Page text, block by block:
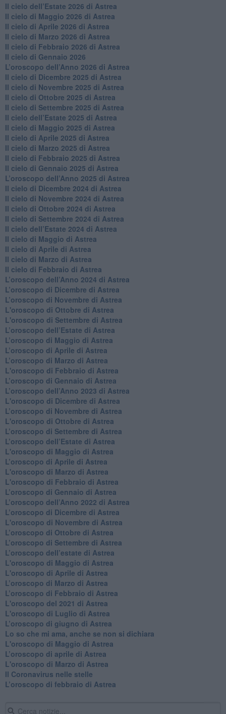
​Il cielo dell’Estate 2026 di Astrea
​Il cielo di Maggio 2026 di Astrea
​Il cielo di Aprile 2026 di Astrea
​Il cielo di Marzo 2026 di Astrea
​Il cielo di Febbraio 2026 di Astrea
Il cielo di Gennaio 2026
​L’oroscopo dell’Anno 2026 di Astrea
​Il cielo di Dicembre 2025 di Astrea
​Il cielo di Novembre 2025 di Astrea
​Il cielo di Ottobre 2025 di Astrea
Il cielo di Settembre 2025 di Astrea
Il cielo dell’Estate 2025 di Astrea
​Il cielo di Maggio 2025 di Astrea
​Il cielo di Aprile 2025 di Astrea
Il cielo di Marzo 2025 di Astrea
​Il cielo di Febbraio 2025 di Astrea
Il cielo di Gennaio 2025 di Astrea
​L’oroscopo dell’Anno 2025 di Astrea
​Il cielo di Dicembre 2024 di Astrea
Il cielo di Novembre 2024 di Astrea
​Il cielo di Ottobre 2024 di Astrea
​Il cielo di Settembre 2024 di Astrea
Il cielo dell’Estate 2024 di Astrea
Il cielo di Maggio di Astrea
Il cielo di Aprile di Astrea
​Il cielo di Marzo di Astrea
​Il cielo di Febbraio di Astrea
​L’oroscopo dell’Anno 2024 di Astrea
​L’oroscopo di Dicembre di Astrea
​L’oroscopo di Novembre di Astrea
L'oroscopo di Ottobre di Astrea
L'oroscopo di Settembre di Astrea
L’oroscopo dell’Estate di Astrea
​L’oroscopo di Maggio di Astrea
​L’oroscopo di Aprile di Astrea
L’oroscopo di Marzo di Astrea
L'oroscopo di Febbraio di Astrea
​L’oroscopo di Gennaio di Astrea
​L’oroscopo dell’Anno 2023 di Astrea
L'oroscopo di Dicembre di Astrea
L’oroscopo di Novembre di Astrea
L'oroscopo di Ottobre di Astrea
​L’oroscopo di Settembre di Astrea
​L’oroscopo dell’Estate di Astrea
L'oroscopo di Maggio di Astrea
​L’oroscopo di Aprile di Astrea
L'oroscopo di Marzo di Astrea
L'oroscopo di Febbraio di Astrea
​L’oroscopo di Gennaio di Astrea
​L’oroscopo dell’Anno 2022 di Astrea
​L’oroscopo di Dicembre di Astrea
L'oroscopo di Novembre di Astrea
​L’oroscopo di Ottobre di Astrea
​L’oroscopo di Settembre di Astrea
L’oroscopo dell’estate di Astrea
L'oroscopo di Maggio di Astrea
L'oroscopo di Aprile di Astrea
​L’oroscopo di Marzo di Astrea
​L’oroscopo di Febbraio di Astrea
L'oroscopo del 2021 di Astrea
L'oroscopo di Luglio di Astrea
​L’oroscopo di giugno di Astrea
​Lo so che mi ama, anche se non si dichiara
L'oroscopo di Maggio di Astrea
​L’oroscopo di aprile di Astrea
L'oroscopo di Marzo di Astrea
Il Coronavirus nelle stelle
​L’oroscopo di febbraio di Astrea